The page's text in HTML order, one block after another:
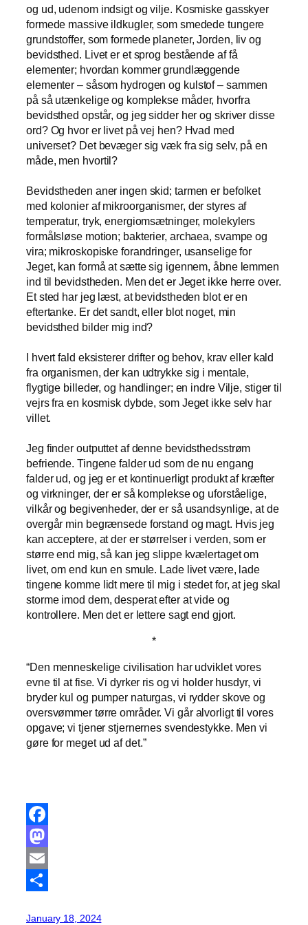
og ud, udenom indsigt og vilje. Kosmiske gasskyer
formede massive ildkugler, som smedede tungere
grundstoffer, som formede planeter, Jorden, liv og
bevidsthed. Livet er et sprog bestående af få
elementer; hvordan kommer grundlæggende
elementer – såsom hydrogen og kulstof – sammen
på så utænkelige og komplekse måder, hvorfra
bevidsthed opstår, og jeg sidder her og skriver disse
ord? Og hvor er livet på vej hen? Hvad med
universet? Det bevæger sig væk fra sig selv, på en
måde, men hvortil?
Bevidstheden aner ingen skid; tarmen er befolket
med kolonier af mikroorganismer, der styres af
temperatur, tryk, energiomsætninger, molekylers
formålsløse motion; bakterier, archaea, svampe og
vira; mikroskopiske forandringer, usanselige for
Jeget, kan formå at sætte sig igennem, åbne lemmen
ind til bevidstheden. Men det er Jeget ikke herre over.
Et sted har jeg læst, at bevidstheden blot er en
eftertanke. Er det sandt, eller blot noget, min
bevidsthed bilder mig ind?
I hvert fald eksisterer drifter og behov, krav eller kald
fra organismen, der kan udtrykke sig i mentale,
flygtige billeder, og handlinger; en indre Vilje, stiger til
vejrs fra en kosmisk dybde, som Jeget ikke selv har
villet.
Jeg finder outputtet af denne bevidsthedsstrøm
befriende. Tingene falder ud som de nu engang
falder ud, og jeg er et kontinuerligt produkt af kræfter
og virkninger, der er så komplekse og uforståelige,
vilkår og begivenheder, der er så usandsynlige, at de
overgår min begrænsede forstand og magt. Hvis jeg
kan acceptere, at der er størrelser i verden, som er
større end mig, så kan jeg slippe kvælertaget om
livet, om end kun en smule. Lade livet være, lade
tingene komme lidt mere til mig i stedet for, at jeg skal
storme imod dem, desperat efter at vide og
kontrollere. Men det er lettere sagt end gjort.
*
“Den menneskelige civilisation har udviklet vores
evne til at fise. Vi dyrker ris og vi holder husdyr, vi
bryder kul og pumper naturgas, vi rydder skove og
oversvømmer tørre områder. Vi går alvorligt til vores
opgave; vi tjener stjernernes svendestykke. Men vi
gøre for meget ud afdet.”
F
a
c
M
aE
January 18, 2024